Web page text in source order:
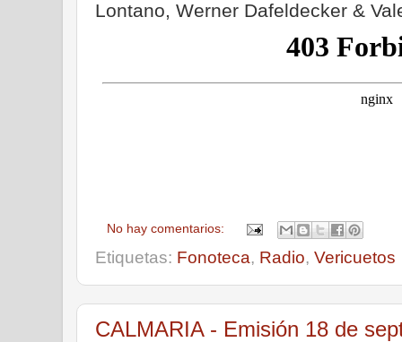
Lontano, Werner Dafeldecker &
No hay comentarios:
Etiquetas: Fonoteca, Radio, Vericuetos
CALMARIA - Emisión 18 de